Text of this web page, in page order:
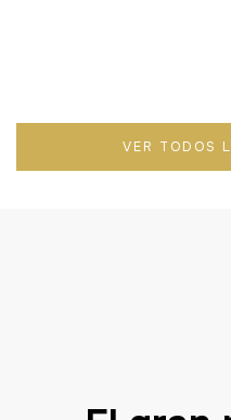
VER TODOS